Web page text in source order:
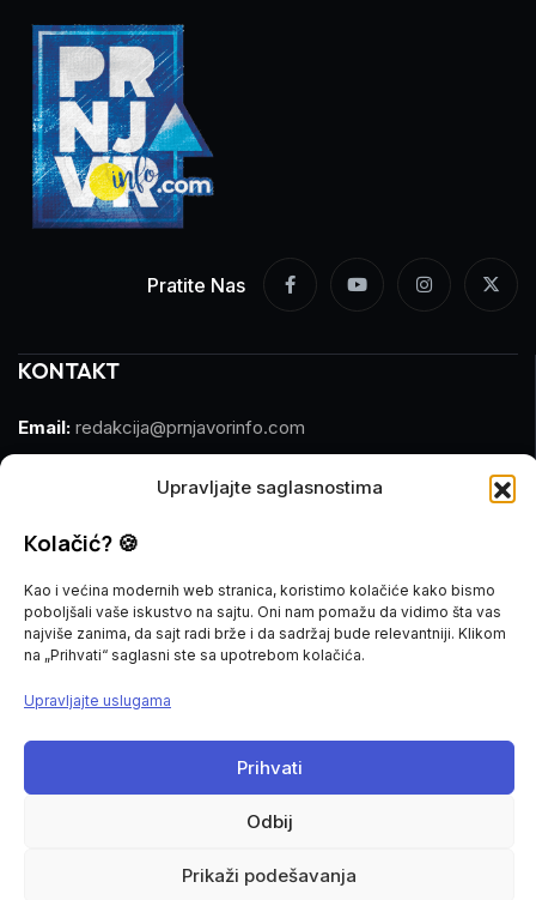
Upravljajte saglasnostima
Kolačić? 🍪
Kao i većina modernih web stranica, koristimo kolačiće kako bismo
poboljšali vaše iskustvo na sajtu. Oni nam pomažu da vidimo šta vas
najviše zanima, da sajt radi brže i da sadržaj bude relevantniji. Klikom
na „Prihvati“ saglasni ste sa upotrebom kolačića.
Upravljajte uslugama
Prihvati
Odbij
Prikaži podešavanja
Pratite Nas
KONTAKT
Email: redakcija@prnjavorinfo.com
MARKETING
Email: marketing@prnjavorinfo.com
Telefon:(+387)065 955 355
POŠALJI VIJEST
Imate vijest za nas? Javite nam se na
redakcija@prnjavorinfo.com
Politika kolačića